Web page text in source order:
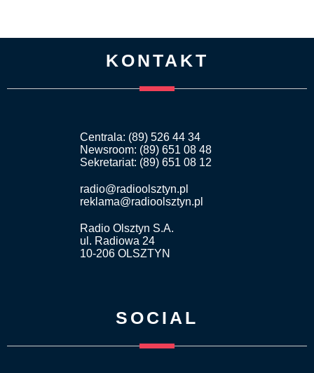
KONTAKT
Centrala: (89) 526 44 34
Newsroom: (89) 651 08 48
Sekretariat: (89) 651 08 12
radio@radioolsztyn.pl
reklama@radioolsztyn.pl
Radio Olsztyn S.A.
ul. Radiowa 24
10-206 OLSZTYN
SOCIAL